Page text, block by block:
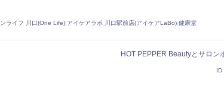
ライフ 川口(One Life)|アイケアラボ 川口駅前店(アイケアLaBo)|健康堂
HOT PEPPER Beautyとサロン
ID